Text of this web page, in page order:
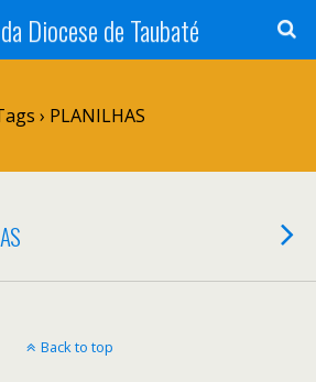
Diocese de Taubaté
› PLANILHAS
Back to top